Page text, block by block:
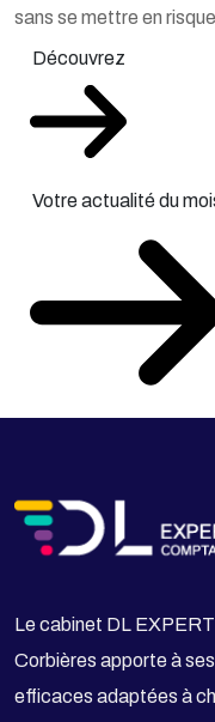
sans se mettre en
Découvrez
Votre actualité du
Le cabinet DL
Corbières apporte à
efficaces adaptées à